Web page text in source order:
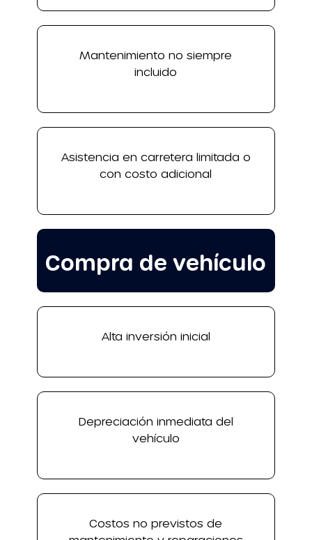
Compra de vehículo
Alta inversión inicial
Mantenimiento no siempre
incluido
Depreciación inmediata del
vehículo
Asistencia en carretera limitada o
con costo adicional
Costos no previstos de